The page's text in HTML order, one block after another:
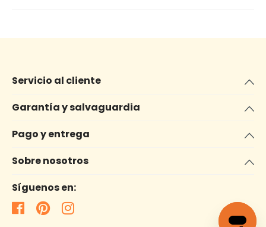
Servicio al cliente
Garantía y salvaguardia
Pago y entrega
Sobre nosotros
Síguenos en: